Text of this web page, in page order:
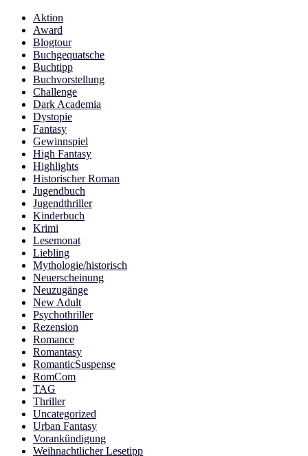
Aktion
Award
Blogtour
Buchgequatsche
Buchtipp
Buchvorstellung
Challenge
Dark Academia
Dystopie
Fantasy
Gewinnspiel
High Fantasy
Highlights
Historischer Roman
Jugendbuch
Jugendthriller
Kinderbuch
Krimi
Lesemonat
Liebling
Mythologie/historisch
Neuerscheinung
Neuzugänge
New Adult
Psychothriller
Rezension
Romance
Romantasy
RomanticSuspense
RomCom
TAG
Thriller
Uncategorized
Urban Fantasy
Vorankündigung
Weihnachtlicher Lesetipp